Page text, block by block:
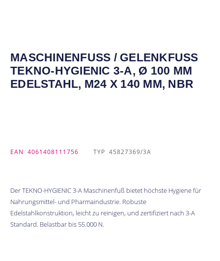
MASCHINENFUSS / GELENKFUSS TE
KNO-HYGIENIC 3-A, Ø 100 MM ED
ELSTAHL, M24 X 140 MM, NBR
EAN 4061408111756 TYP 45827369/3A
Der TEKNO-HYGIENIC 3-A Maschinenfuß bietet höchste Hygiene für
Nahrungsmittel- und Pharmaindustrie. Robuste
Edelstahlkonstruktion, leicht zu reinigen, und zertifiziert nach 3-A
Standard. Belastbar bis 55.000 N.